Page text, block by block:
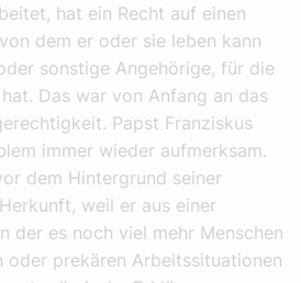
hat ein Recht auf einen
dem er oder sie leben kann
sonstige Angehörige, für die
Das war von Anfang an das
Papst Franziskus
immer wieder aufmerksam.
dem Hintergrund seiner
weil er aus einer
der es noch viel mehr Menschen
oder prekären Arbeitssituationen